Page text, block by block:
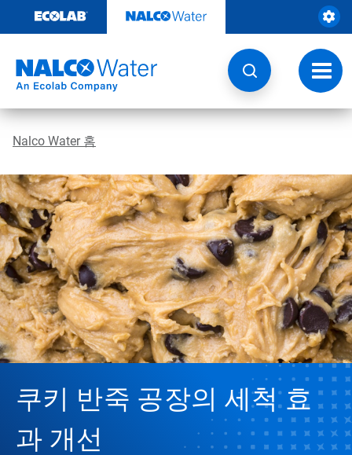
츠
기
토
글
내
비
Nalco Water 홈
쿠키 반죽 공장의 세척 효
과 개선